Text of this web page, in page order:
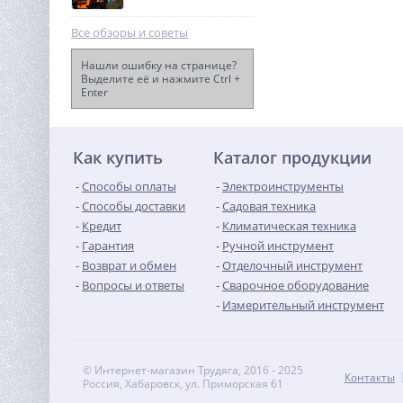
Бензиновый генератор
Samsan R8500D
Все обзоры и советы
Нашли ошибку на странице?
Выделите её и нажмите Ctrl +
Enter
Как купить
Способы оплаты
Способы доставки
Кредит
Гарантия
Возврат и обмен
Вопросы и ответы
Каталог продукции
Электроинструменты
Садовая техника
Климатическая техника
Ручной инструмент
Отделочный инструмент
Сварочное оборудование
Измерительный инструмент
© Интернет-магазин Трудяга, 2016 - 2025
Россия, Хабаровск, ул. Приморская 61
Контакты